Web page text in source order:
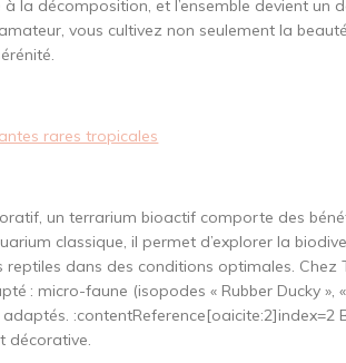
la décomposition, et l’ensemble devient un
vous cultivez non seulement la
rares tropicales
un terrarium bioactif comporte des
classique, il permet d’explorer la
dans des conditions optimales. Chez
: micro-faune (isopodes « Rubber Ducky »,
:contentReference[oaicite:2]index=2
décorative.